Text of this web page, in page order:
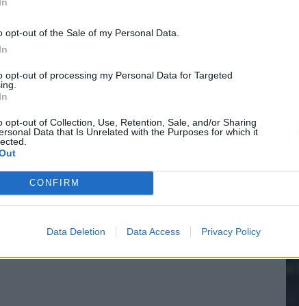
opt-out of the Sale of my Personal Data.
opt-out of processing my Personal Data for Targeted
opt-out of Collection, Use, Retention, Sale, and/or Sharing
Data that Is Unrelated with the Purposes for which it
CONFIRM
Data Deletion Data Access Privacy Policy
van der Vaart en Sylvie Meis door de jaren heen
Ajax en FC Twente in Europa
"Kampioen met Jong Ajax"
geschiedenis met rode kaart in WK-finale
League? Dit zijn de belangrijke data
terugkeer: NEC onderzoekt komst van Ajax-icoon